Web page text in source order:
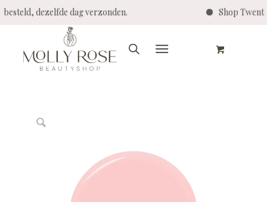
dezelfde dag verzonden. Shop Twenty